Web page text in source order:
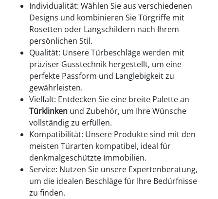
Individualität: Wählen Sie aus verschiedenen
Designs und kombinieren Sie Türgriffe mit
Rosetten oder Langschildern nach Ihrem
persönlichen Stil.
Qualität: Unsere Türbeschläge werden mit
präziser Gusstechnik hergestellt, um eine
perfekte Passform und Langlebigkeit zu
gewährleisten.
Vielfalt: Entdecken Sie eine breite Palette an
Türklinken und Zubehör, um Ihre Wünsche
vollständig zu erfüllen.
Kompatibilität: Unsere Produkte sind mit den
meisten Türarten kompatibel, ideal für
denkmalgeschützte Immobilien.
Service: Nutzen Sie unsere Expertenberatung,
um die idealen Beschläge für Ihre Bedürfnisse
zu finden.